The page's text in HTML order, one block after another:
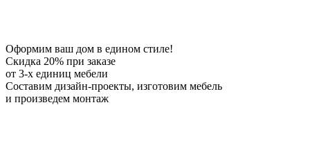
Оформим ваш дом в едином стиле!
Скидка 20% при заказе
от 3-х единиц мебели
Составим дизайн-проекты, изготовим мебель
и произведем монтаж